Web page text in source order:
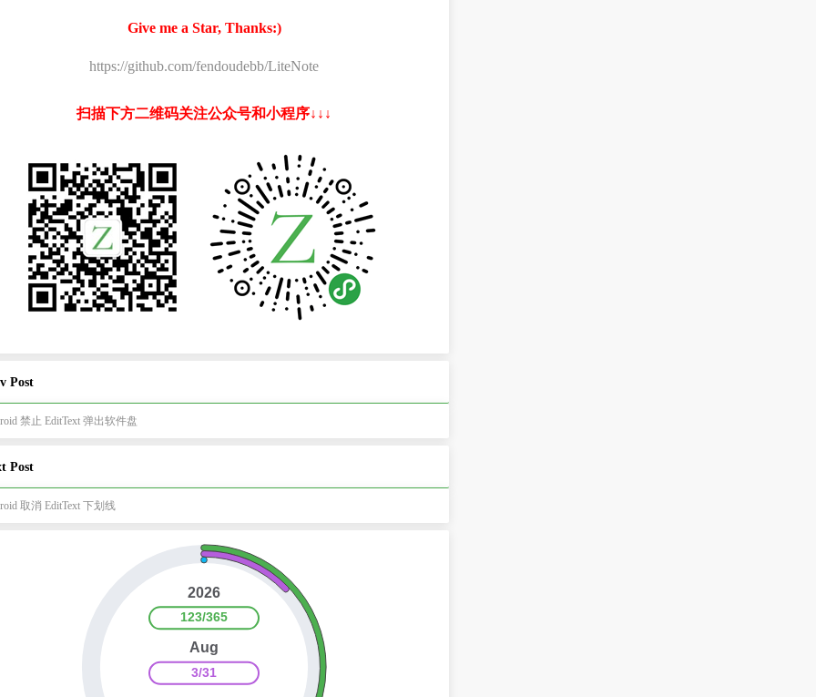
Give me a Star, Thanks:)
https://github.com/fendoudebb/LiteNote
扫描下方二维码关注公众号和小程序↓↓↓
Post
禁止 EditText 弹出软件盘
Post
取消 EditText 下划线